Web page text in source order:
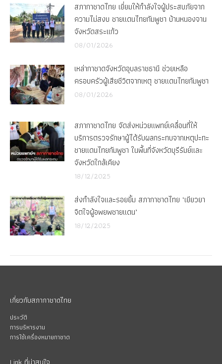
สภากาชาดไทย เยี่ยมให้กำลังใจผู้ประสบภัยจาก
ความไม่สงบ ชายแดนไทยกัมพูชา บ้านหนองจาน
จังหวัดสระแก้ว
08/01/2026
เหล่ากาชาดจังหวัดอุบลราชธานี ช่วยเหลือ
ครอบครัวผู้เสียชีวิตจากเหตุ ชายแดนไทยกัมพูชา
08/01/2026
สภากาชาดไทย จัดส่งหน่วยแพทย์เคลื่อนที่ให้
บริการตรวจรักษาผู้ได้รับผลกระทบจากเหตุปะทะ
ชายแดนไทยกัมพูชา ในพื้นที่จังหวัดบุรีรัมย์และ
จังหวัดใกล้เคียง
18/12/2025
ส่งกำลังใจและรอยยิ้ม สภากาชาดไทย ‘เยียวยา
จิตใจผู้อพยพชายแดน’
18/12/2025
เกี่ยวกับสภากาชาดไทย
ประวัติ
การบริหารงาน
การใช้เครื่องหมายกาชาด